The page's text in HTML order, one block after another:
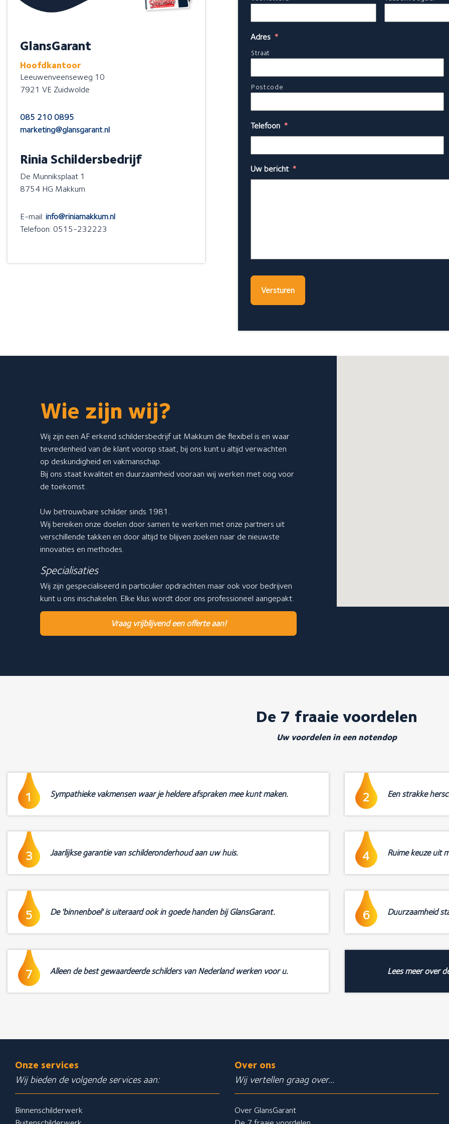
Adres *
Straat
Postcode
Telefoon *
Uw bericht *
GlansGarant
Hoofdkantoor
Leeuwenveenseweg 10
7921 VE Zuidwolde
085 210 0895
marketing@glansgarant.nl
Rinia Schildersbedrijf
De Munniksplaat 1
8754 HG Makkum
E-mail: info@riniamakkum.nl
Telefoon: 0515-232223
Wie zijn wij?
Wij zijn een AF erkend schildersbedrijf uit Makkum die flexibel is en waar
tevredenheid van de klant voorop staat, bij ons kunt u altijd verwachten
op deskundigheid en vakmanschap.
Bij ons staat kwaliteit en duurzaamheid vooraan wij werken met oog voor
de toekomst.
Uw betrouwbare schilder sinds 1981.
Wij bereiken onze doelen door samen te werken met onze partners uit
verschillende takken en door altijd te blijven zoeken naar de nieuwste
innovaties en methodes.
Specialisaties
Wij zijn gespecialiseerd in particulier opdrachten maar ook voor bedrijven
kunt u ons inschakelen. Elke klus wordt door ons professioneel aangepakt.
Vraag vrijblijvend een offerte aan!
De 7 fraaie voordelen
Uw voordelen in een notendop
1 Sympathieke vakmensen waar je heldere afspraken mee kunt maken. 2 Een strakke
3 Jaarlijkse garantie van schilderonderhoud aan uw huis. 4 Ruime keuze uit
5 De 'binnenboel' is uiteraard ook in goede handen bij GlansGarant. 6 Duurzaamheid
7 Alleen de best gewaardeerde schilders van Nederland werken voor u. Lees meer over
Onze services
Wij bieden de volgende services aan:
Binnenschilderwerk
Over ons
Wij vertellen graag over...
Over GlansGarant